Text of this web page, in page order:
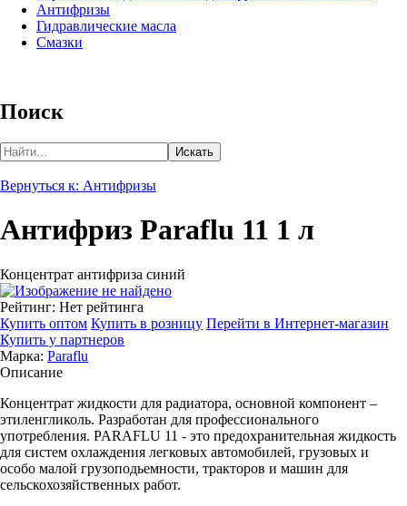
Антифризы
Гидравлические масла
Смазки
Поиск
Вернуться к: Антифризы
Антифриз Paraflu 11 1 л
Концентрат антифриза синий
Рейтинг: Нет рейтинга
Купить оптом Купить в розницу Перейти в Интернет-магазин
Купить у партнеров
Марка: Paraflu
Описание
Концентрат жидкости для радиатора, основной компонент –
этиленгликоль. Разработан для профессионального
употребления. PARAFLU 11 - это предохранительная жидкость
для систем охлаждения легковых автомобилей, грузовых и
особо малой грузоподьемности, тракторов и машин для
сельскохозяйственных работ.